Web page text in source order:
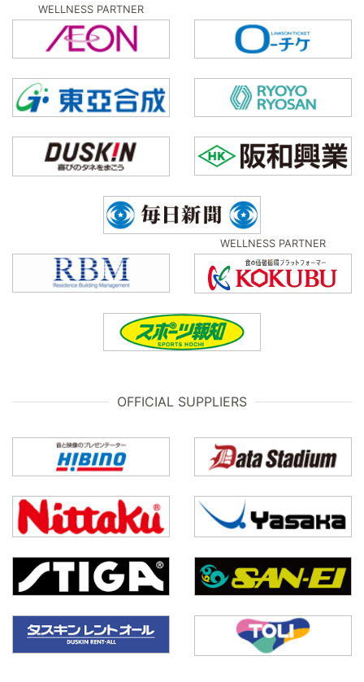
WELLNESS PARTNER
WELLNESS PARTNER
OFFICIAL SUPPLIERS